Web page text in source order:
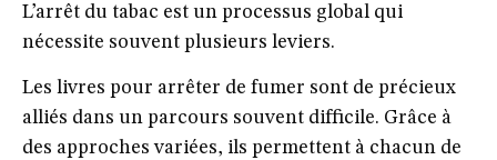
L’arrêt du tabac est un processus global qui
nécessite souvent plusieurs leviers.
Les livres pour arrêter de fumer sont de précieux
alliés dans un parcours souvent difficile. Grâce à
des approches variées, ils permettent à chacun de